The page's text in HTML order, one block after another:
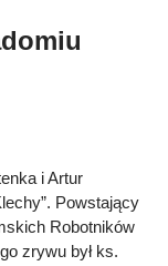
i Artur
Powstający
Robotników
zrywu był ks.